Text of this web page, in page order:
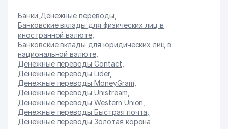
Банки Денежные переводы
Банковские вклады для физических лиц в
иностранной валюте
Банковские вклады для юридических лиц в
национальной валюте
Денежные переводы Contact
Денежные переводы Lider,
Денежные переводы MoneyGram
Денежные переводы Unistream
Денежные переводы Western Union
Денежные переводы Быстрая почта
Денежные переводы Золотая корона